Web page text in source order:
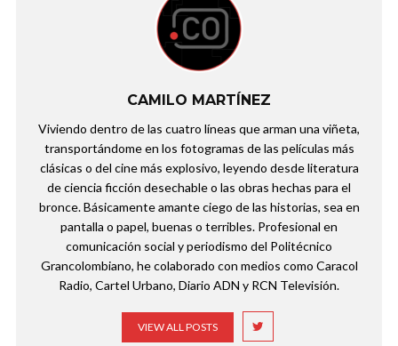
CAMILO MARTÍNEZ
Viviendo dentro de las cuatro líneas que arman una viñeta,
transportándome en los fotogramas de las películas más
clásicas o del cine más explosivo, leyendo desde literatura
de ciencia ficción desechable o las obras hechas para el
bronce. Básicamente amante ciego de las historias, sea en
pantalla o papel, buenas o terribles. Profesional en
comunicación social y periodismo del Politécnico
Grancolombiano, he colaborado con medios como Caracol
Radio, Cartel Urbano, Diario ADN y RCN Televisión.
VIEW ALL POSTS